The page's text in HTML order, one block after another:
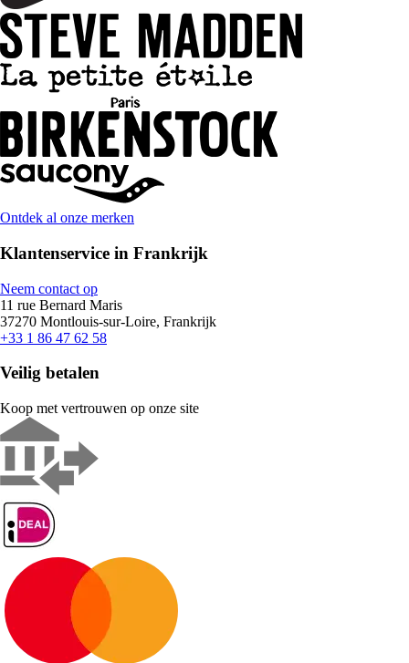
Ontdek al onze merken
Klantenservice in Frankrijk
Neem contact op
11 rue Bernard Maris
37270 Montlouis-sur-Loire, Frankrijk
+33 1 86 47 62 58
Veilig betalen
Koop met vertrouwen op onze site